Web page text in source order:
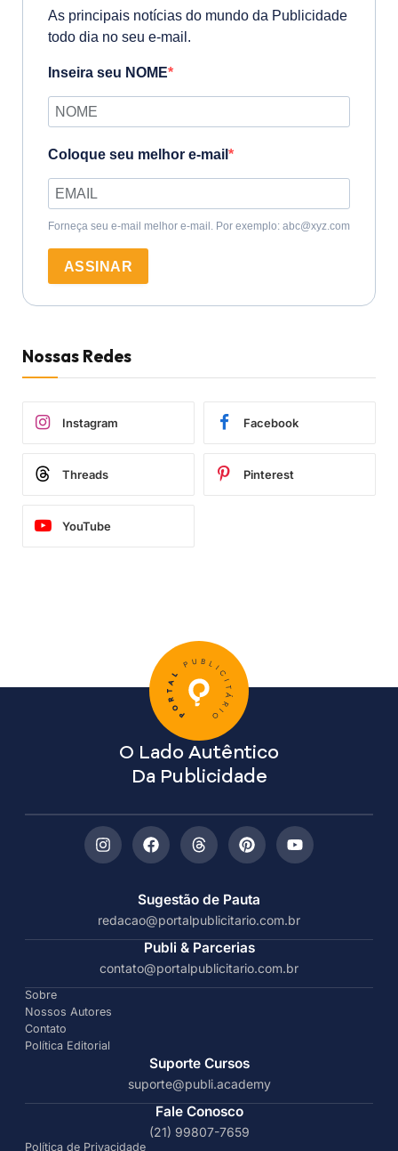
As principais notícias do mundo da Publicidade
todo dia no seu e-mail.
Inseira seu NOME
Coloque seu melhor e-mail
Forneça seu e-mail melhor e-mail. Por exemplo: abc@xyz.com
ASSINAR
Nossas Redes
Instagram Facebook
Threads Pinterest
YouTube
Sugestão de Pauta
redacao@portalpublicitario.com.br
Publi & Parcerias
contato@portalpublicitario.com.br
Sobre
Nossos Autores
Contato
Política Editorial
O Lado Autêntico
Da Publicidade
Suporte Cursos
suporte@publi.academy
Fale Conosco
(21) 99807-7659
Política de Privacidade